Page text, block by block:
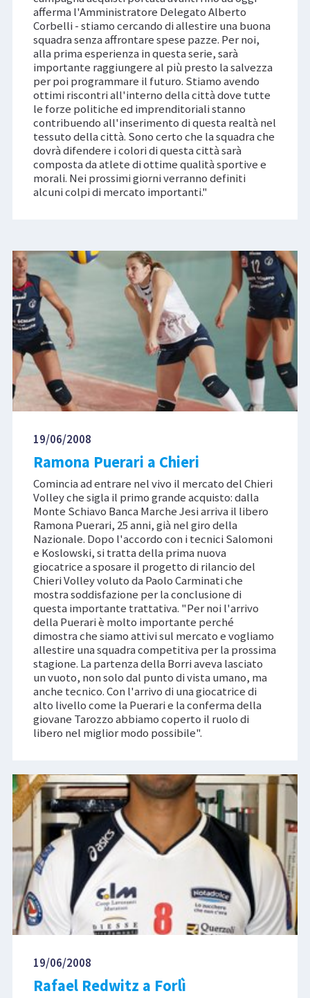
afferma l'Amministratore Delegato Alberto
Corbelli - stiamo cercando di allestire una buona
squadra senza affrontare spese pazze. Per noi,
alla prima esperienza in questa serie, sarà
importante raggiungere al più presto la salvezza
per poi programmare il futuro. Stiamo avendo
ottimi riscontri all'interno della città dove tutte
le forze politiche ed imprenditoriali stanno
contribuendo all'inserimento di questa realtà nel
tessuto della città. Sono certo che la squadra che
dovrà difendere i colori di questa città sarà
composta da atlete di ottime qualità sportive e
morali. Nei prossimi giorni verranno definiti
alcuni colpi di mercato importanti."
19/06/2008
Ramona Puerari a Chieri
Comincia ad entrare nel vivo il mercato del Chieri
Volley che sigla il primo grande acquisto: dalla
Monte Schiavo Banca Marche Jesi arriva il libero
Ramona Puerari, 25 anni, già nel giro della
Nazionale. Dopo l'accordo con i tecnici Salomoni
e Koslowski, si tratta della prima nuova
giocatrice a sposare il progetto di rilancio del
Chieri Volley voluto da Paolo Carminati che
mostra soddisfazione per la conclusione di
questa importante trattativa. "Per noi l'arrivo
della Puerari è molto importante perché
dimostra che siamo attivi sul mercato e vogliamo
allestire una squadra competitiva per la prossima
stagione. La partenza della Borri aveva lasciato
un vuoto, non solo dal punto di vista umano, ma
anche tecnico. Con l'arrivo di una giocatrice di
alto livello come la Puerari e la conferma della
giovane Tarozzo abbiamo coperto il ruolo di
libero nel miglior modo possibile".
19/06/2008
Rafael Redwitz a Forlì